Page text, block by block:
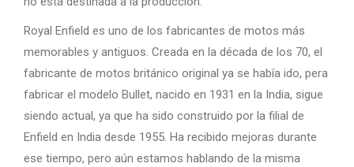
Royal Enfield es uno de los fabricantes de motos más
memorables y antiguos. Creada en la década de los 70, el
fabricante de motos británico original ya se había ido, pera
fabricar el modelo Bullet, nacido en 1931 en la India, sigue
siendo actual, ya que ha sido construido por la filial de
Enfield en India desde 1955. Ha recibido mejoras durante
ese tiempo, pero aún estamos hablando de la misma